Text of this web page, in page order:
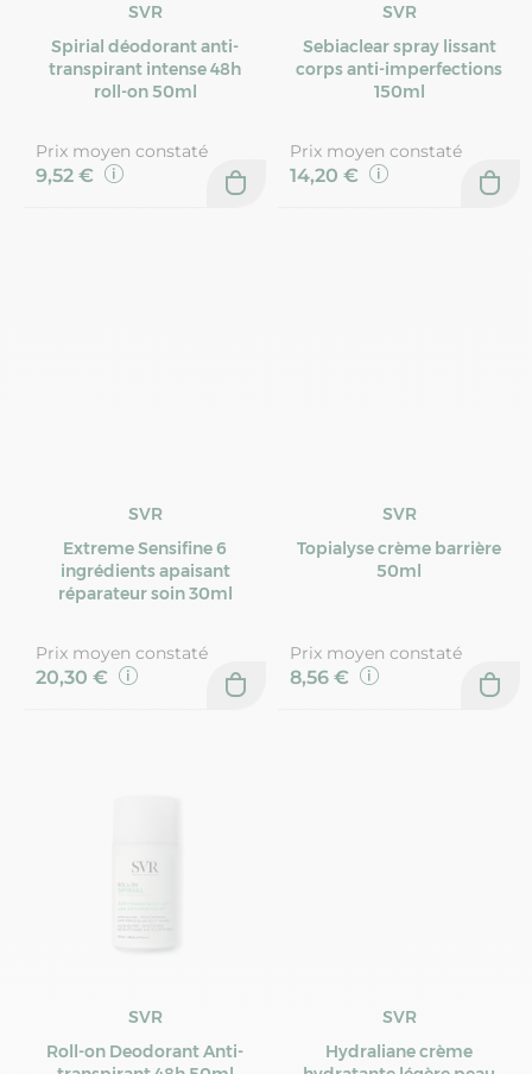
SVR
Spirial déodorant anti-
transpirant intense 48h
roll-on 50ml
Prix moyen constaté
9,52 €
SVR
Sebiaclear spray lissant
corps anti-imperfections
150ml
Prix moyen constaté
14,20 €
SVR
Extreme Sensifine 6
ingrédients apaisant
réparateur soin 30ml
Prix moyen constaté
20,30 €
SVR
Topialyse crème barrière
50ml
Prix moyen constaté
8,56 €
SVR
Roll-on Deodorant Anti-
SVR
Hydraliane crème